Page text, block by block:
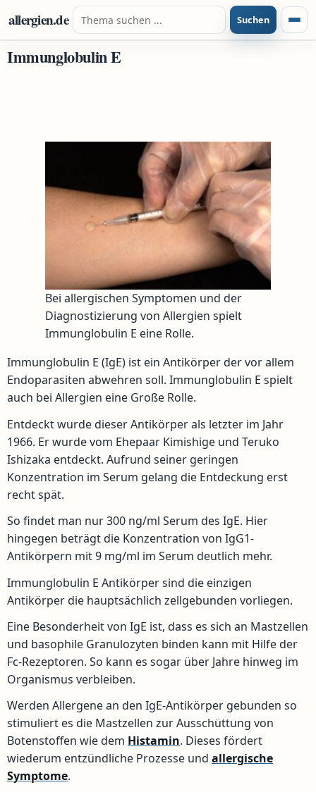
Zum Inhalt springen
allergien.de Suche nach: Suchen
Immunglobulin E
Bei allergischen Symptomen und der
Diagnostizierung von Allergien spielt
Immunglobulin E eine Rolle.
Immunglobulin E (IgE) ist ein Antikörper der vor allem
Endoparasiten abwehren soll. Immunglobulin E spielt
auch bei Allergien eine Große Rolle.
Entdeckt wurde dieser Antikörper als letzter im Jahr
1966. Er wurde vom Ehepaar Kimishige und Teruko
Ishizaka entdeckt. Aufrund seiner geringen
Konzentration im Serum gelang die Entdeckung erst
recht spät.
So findet man nur 300 ng/ml Serum des IgE. Hier
hingegen beträgt die Konzentration von IgG1-
Antikörpern mit 9 mg/ml im Serum deutlich mehr.
Immunglobulin E Antikörper sind die einzigen
Antikörper die hauptsächlich zellgebunden vorliegen.
Eine Besonderheit von IgE ist, dass es sich an Mastzellen
und basophile Granulozyten binden kann mit Hilfe der
Fc-Rezeptoren. So kann es sogar über Jahre hinweg im
Organismus verbleiben.
Werden Allergene an den IgE-Antikörper gebunden so
stimuliert es die Mastzellen zur Ausschüttung von
Botenstoffen wie dem Histamin. Dieses fördert
wiederum entzündliche Prozesse und allergische
Symptome.